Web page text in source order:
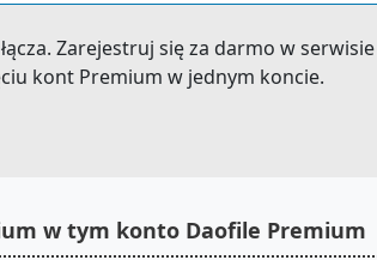
Zarejestruj się za darmo w
kont Premium w jednym koncie.
w tym konto Daofile Premium